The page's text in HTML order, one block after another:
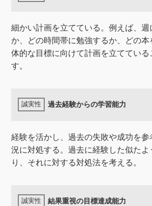
細かい計画を立てている。例えば、週
か、どの時間帯に勉強するか、どの
体的な目標に向けて計画を立てている
す。
過去経験からの学習能力
経験を活かし、過去の失敗や成功を
況に対処する。過去に経験した似たよ
り、それに対する対処法を考える。
結果重視の目標達成能力